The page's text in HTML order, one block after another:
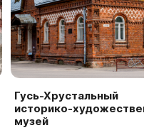
Гусь-Хрустальный
историко-
музей